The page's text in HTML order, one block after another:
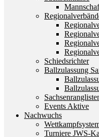
Schiedsrichter
Ballzulassung
Events Aktive
Nachwuchs
Turniere JWS-